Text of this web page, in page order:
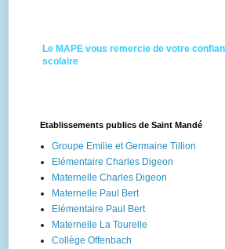
Le MAPE vous remercie de votre
scolaire
Etablissements publics de Saint Mandé
Groupe Emilie et Germaine Tillion
Elémentaire Charles Digeon
Maternelle Charles Digeon
Maternelle Paul Bert
Elémentaire Paul Bert
Maternelle La Tourelle
Collège Offenbach